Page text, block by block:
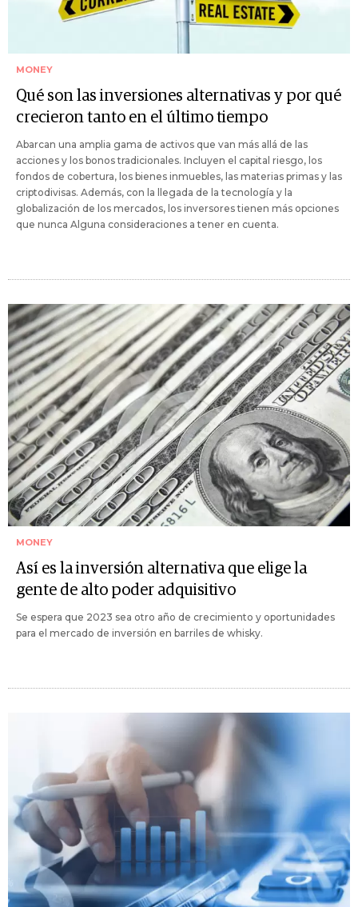
MONEY
Qué son las inversiones alternativas y por qué
crecieron tanto en el último tiempo
Abarcan una amplia gama de activos que van más allá de las
acciones y los bonos tradicionales. Incluyen el capital riesgo, los
fondos de cobertura, los bienes inmuebles, las materias primas y las
criptodivisas. Además, con la llegada de la tecnología y la
globalización de los mercados, los inversores tienen más opciones
que nunca Alguna consideraciones a tener en cuenta.
MONEY
Así es la inversión alternativa que elige la
gente de alto poder adquisitivo
Se espera que 2023 sea otro año de crecimiento y oportunidades
para el mercado de inversión en barriles de whisky.